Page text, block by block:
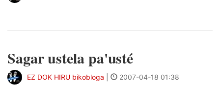
Sagar ustela pa'usté
EZ DOK HIRU bikobloga 2007-04-18 01:38